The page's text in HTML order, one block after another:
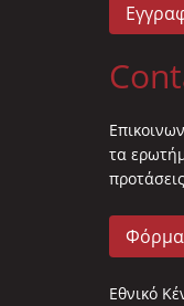
τα
Φόρμα
Εθνικό